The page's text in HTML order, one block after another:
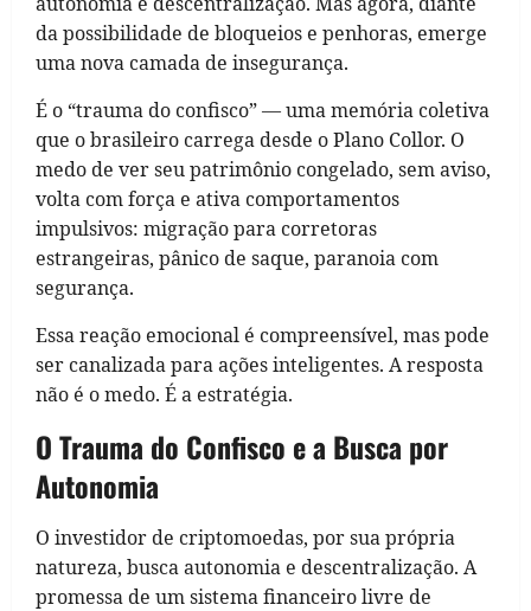
da possibilidade de bloqueios e penhoras, emerge
uma nova camada de insegurança.
É o “trauma do confisco” — uma memória coletiva
que o brasileiro carrega desde o Plano Collor. O
medo de ver seu patrimônio congelado, sem aviso,
volta com força e ativa comportamentos
impulsivos: migração para corretoras
estrangeiras, pânico de saque, paranoia com
segurança.
Essa reação emocional é compreensível, mas pode
ser canalizada para ações inteligentes. A resposta
não é o medo. É a estratégia.
O Trauma do Confisco e a Busca por
Autonomia
O investidor de criptomoedas, por sua própria
natureza, busca autonomia e descentralização. A
promessa de um sistema financeiro livre de